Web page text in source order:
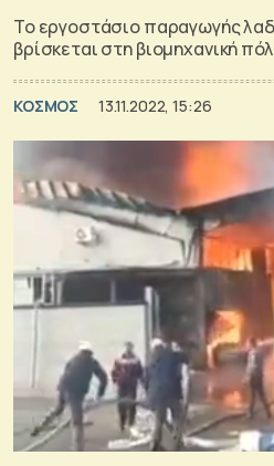
Το εργοστάσιο παραγωγής
βρίσκεται στη βιομηχανική
ΚΟΣΜΟΣ 13.11.2022, 15:26